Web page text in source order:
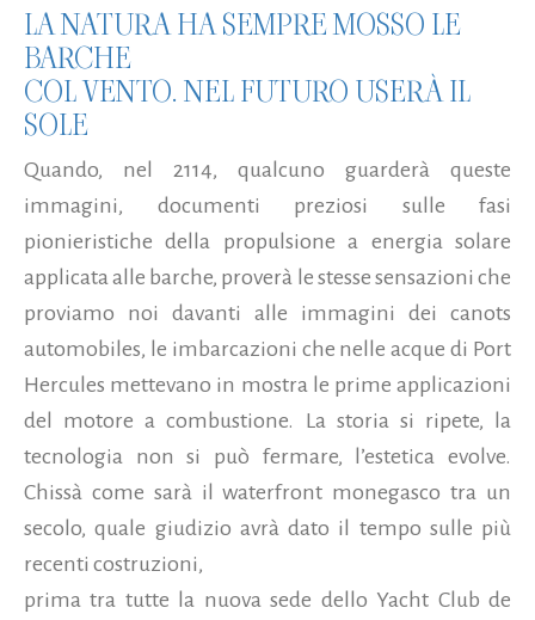
LA NATURA HA SEMPRE MOSSO LE
BARCHE
COL VENTO. NEL FUTURO USERÀ IL
SOLE
Quando, nel 2114, qualcuno guarderà queste
immagini, documenti preziosi sulle fasi
pionieristiche della propulsione a energia solare
applicata alle barche, proverà le stesse sensazioni che
proviamo noi davanti alle immagini dei canots
automobiles, le imbarcazioni che nelle acque di Port
Hercules mettevano in mostra le prime applicazioni
del motore a combustione. La storia si ripete, la
tecnologia non si può fermare, l’estetica evolve.
Chissà come sarà il waterfront monegasco tra un
secolo, quale giudizio avrà dato il tempo sulle più
recenti costruzioni,
prima tra tutte la nuova sede dello Yacht Club de